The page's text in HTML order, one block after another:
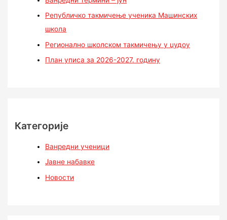
Републичко такмичење ученика Машинских
школа
Регионално школском такмичењу у џудоу
План уписа за 2026-2027. годину
Категорије
Ванредни ученици
Јавне набавке
Новости